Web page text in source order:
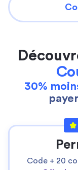
30%
Code + 20